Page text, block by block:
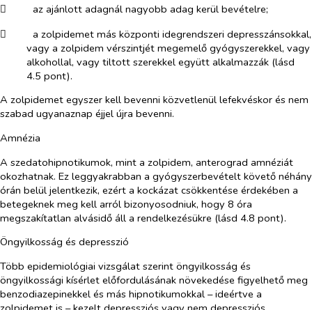
​
az ajánlott adagnál nagyobb adag kerül bevételre;
​
a zolpidemet más központi idegrendszeri depresszánsokkal,
vagy a zolpidem vérszintjét megemelő gyógyszerekkel, vagy
alkohollal, vagy tiltott szerekkel együtt alkalmazzák (lásd
4.5 pont).
A zolpidemet egyszer kell bevenni közvetlenül lefekvéskor és nem
szabad ugyanaznap éjjel újra bevenni.
Amnézia
A szedatohipnotikumok, mint a zolpidem, anterograd amnéziát
okozhatnak. Ez leggyakrabban a gyógyszerbevételt követő néhány
órán belül jelentkezik, ezért a kockázat csökkentése érdekében a
betegeknek meg kell arról bizonyosodniuk, hogy 8 óra
megszakítatlan alvásidő áll a rendelkezésükre (lásd 4.8 pont).
Öngyilkosság és depresszió
Több epidemiológiai vizsgálat szerint öngyilkosság és
öngyilkossági kísérlet előfordulásának növekedése figyelhető meg
benzodiazepinekkel és más hipnotikumokkal – ideértve a